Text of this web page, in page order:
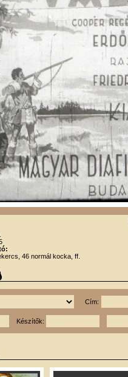
46 normál kocka, ff.
Cím:
Készítők: